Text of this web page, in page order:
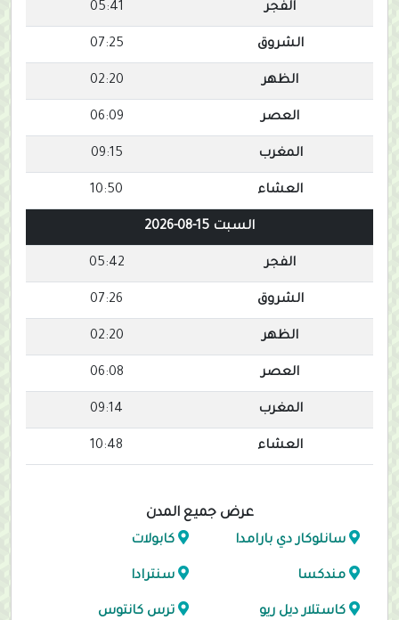
الفجر 05:41
الشروق 07:25
الظهر 02:20
العصر 06:09
المغرب 09:15
العشاء 10:50
السبت 15-08-2026
الفجر 05:42
الشروق 07:26
الظهر 02:20
العصر 06:08
المغرب 09:14
العشاء 10:48
عرض جميع المدن
سانلوكار دي بارامدا كابولات
مندكسا سنترادا
كاستلار ديل ريو ترس كانتوس